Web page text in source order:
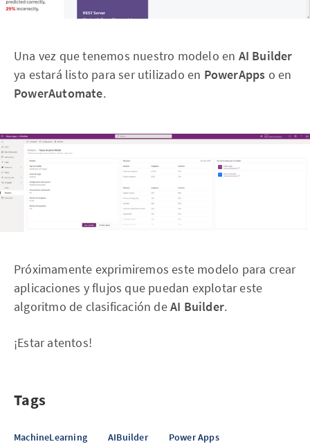
Una vez que tenemos nuestro modelo en AI Builder
ya estará listo para ser utilizado en PowerApps o en
PowerAutomate.
Próximamente exprimiremos este modelo para crear
aplicaciones y flujos que puedan explotar este
algoritmo de clasificación deAI Builder.
¡Estar atentos!
Tags
MachineLearning AIBuilder
Power Apps